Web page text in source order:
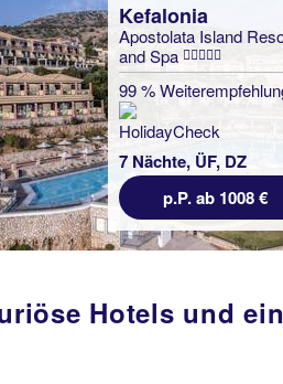
Kefalonia
Apostolata Island
and Spa
99 %
7 Nächte, ÜF, DZ
p.P. ab 1008 €
Hotels und